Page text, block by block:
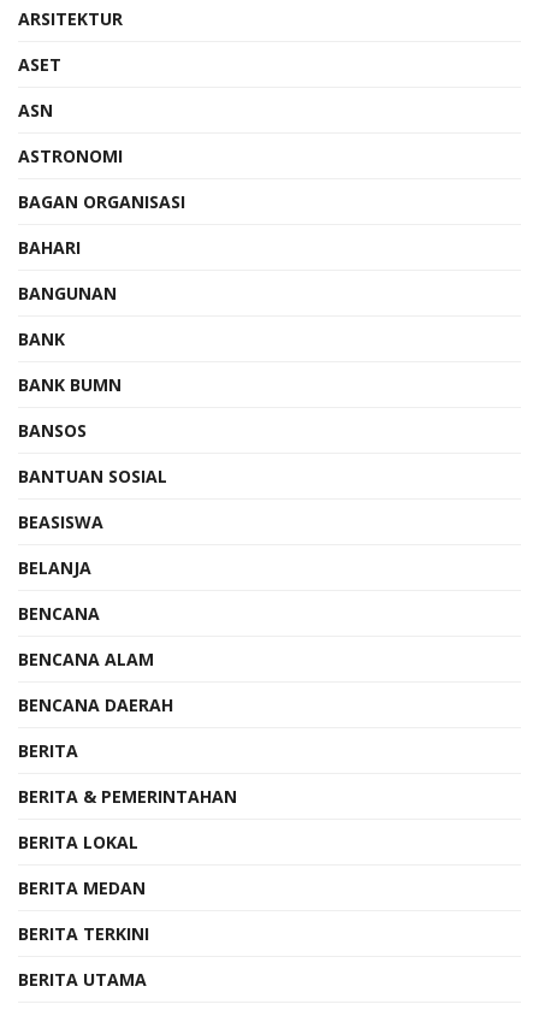
ARSITEKTUR
ASET
ASN
ASTRONOMI
BAGAN ORGANISASI
BAHARI
BANGUNAN
BANK
BANK BUMN
BANSOS
BANTUAN SOSIAL
BEASISWA
BELANJA
BENCANA
BENCANA ALAM
BENCANA DAERAH
BERITA
BERITA & PEMERINTAHAN
BERITA LOKAL
BERITA MEDAN
BERITA TERKINI
BERITA UTAMA